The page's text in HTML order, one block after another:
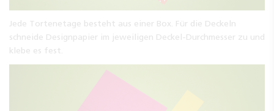
Jede Tortenetage besteht aus einer Box. Für die Deckeln
schneide Designpapier im jeweiligen Deckel-Durchmesser zu und
klebe es fest.